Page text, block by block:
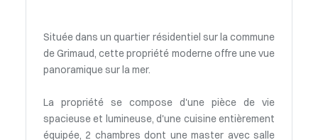
Située dans un quartier résidentiel sur la commune
de Grimaud, cette propriété moderne offre une vue
panoramique sur la mer.
La propriété se compose d'une pièce de vie
spacieuse et lumineuse, d'une cuisine entièrement
équipée, 2 chambres dont une master avec salle